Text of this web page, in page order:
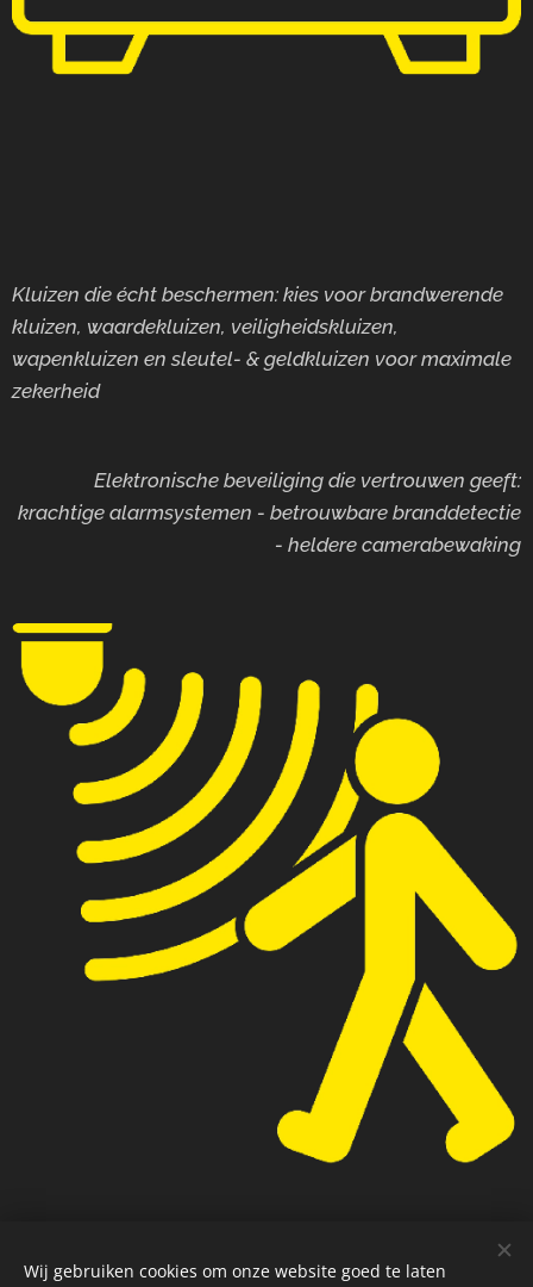
Kluizen die écht beschermen: kies voor brandwerende
kluizen, waardekluizen, veiligheidskluizen,
wapenkluizen en sleutel- & geldkluizen voor maximale
zekerheid
Elektronische beveiliging die vertrouwen geeft:
krachtige alarmsystemen - betrouwbare branddetectie
- heldere camerabewaking
Wij gebruiken cookies om onze website goed te laten